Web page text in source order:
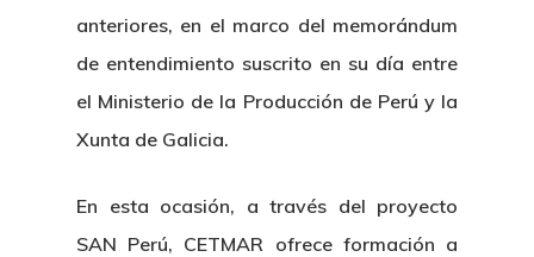
anteriores, en el marco del memorándum
de entendimiento suscrito en su día entre
el Ministerio de la Producción de Perú y la
Xunta de Galicia.
En esta ocasión, a través del proyecto
SAN Perú, CETMAR ofrece formación a